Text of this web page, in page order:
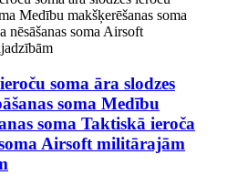
soma āra slodzes
soma Medību
soma Taktiskā ieroča
soma Airsoft militārajām